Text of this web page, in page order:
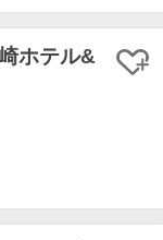
ホテル&